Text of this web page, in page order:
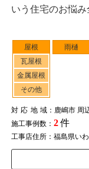
屋根
瓦屋根
金属屋根
その他
雨樋
対応地域：鹿嶋市 周
施工事例数： 2件
工事店住所：福島県い
いう住宅のお悩み